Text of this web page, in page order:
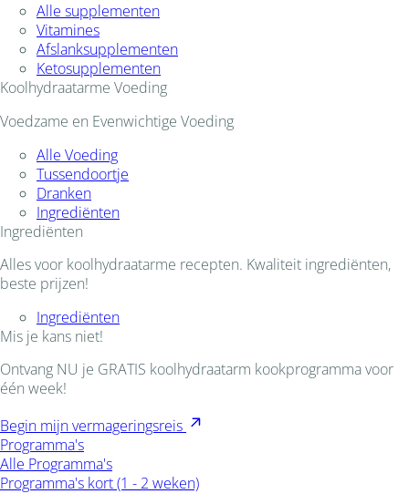
Alle supplementen
Vitamines
Afslanksupplementen
Ketosupplementen
Koolhydraatarme Voeding
Voedzame en Evenwichtige Voeding
Alle Voeding
Tussendoortje
Dranken
Ingrediënten
Ingrediënten
Alles voor koolhydraatarme recepten. Kwaliteit ingrediënten,
beste prijzen!
Ingrediënten
Mis je kans niet!
Ontvang NU je GRATIS koolhydraatarm kookprogramma voor
één week!
Begin mijn vermageringsreis
Programma's
Alle Programma's
Programma's kort (1 - 2 weken)